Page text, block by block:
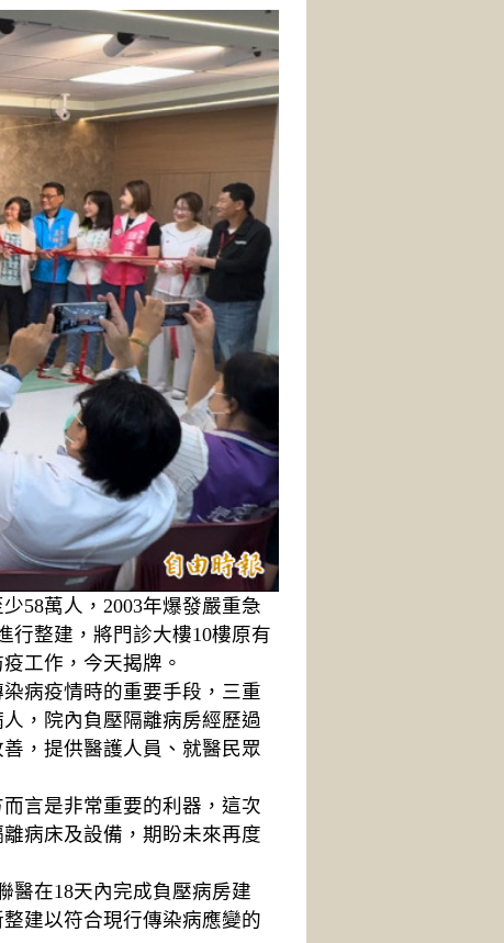
58萬人，2003年爆發嚴重急
行整建，將門診大樓10樓原有
工作，今天揭牌。
病疫情時的重要手段，三重
，院內負壓隔離病房經歷過
，提供醫護人員、就醫民眾
言是非常重要的利器，這次
病床及設備，期盼未來再度
醫在18天內完成負壓病房建
建以符合現行傳染病應變的